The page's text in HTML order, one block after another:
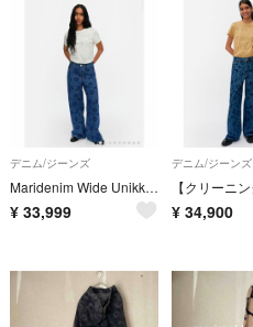
デニム/ジーンズ
Maridenim Wide Unikko デニム Sジーンズ
¥ 33,999
デニム/ジーンズ
¥ 34,900